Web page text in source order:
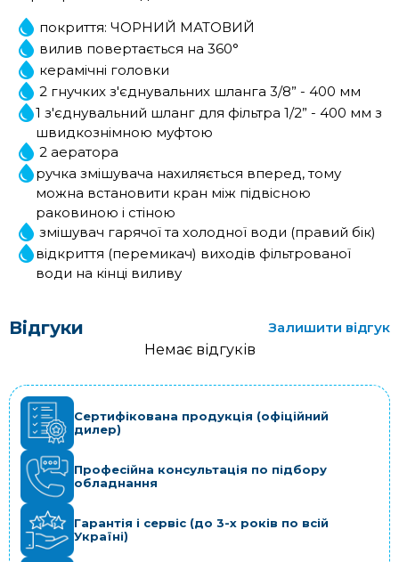
покриття: ЧОРНИЙ МАТОВИЙ
вилив повертається на 360°
керамічні головки
2 гнучких з'єднувальних шланга 3/8” - 400 мм
1 з'єднувальний шланг для фільтра 1/2” - 400 мм з
швидкознімною муфтою
2 аератора
ручка змішувача нахиляється вперед, тому
можна встановити кран між підвісною
раковиною і стіною
змішувач гарячої та холодної води (правий бік)
відкриття (перемикач) виходів фільтрованої
води на кінці виливу
Відгуки
Залишити відгук
Немає відгуків
Сертифікована продукція (офіційний
дилер)
Професійна консультація по підбору
обладнання
Гарантія і сервіс (до 3-х років по всій
Україні)